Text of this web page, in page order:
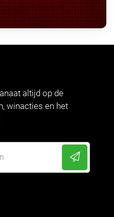
altijd op de
winacties en het